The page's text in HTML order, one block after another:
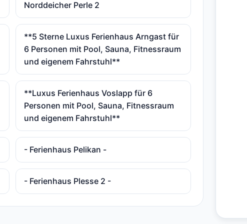
Norddeicher Perle 2
**5 Sterne Luxus Ferienhaus Arngast für
6 Personen mit Pool, Sauna, Fitnessraum
und eigenem Fahrstuhl**
**Luxus Ferienhaus Voslapp für 6
Personen mit Pool, Sauna, Fitnessraum
und eigenem Fahrstuhl**
- Ferienhaus Pelikan -
- Ferienhaus Plesse 2 -